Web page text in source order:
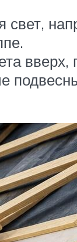
вверх,